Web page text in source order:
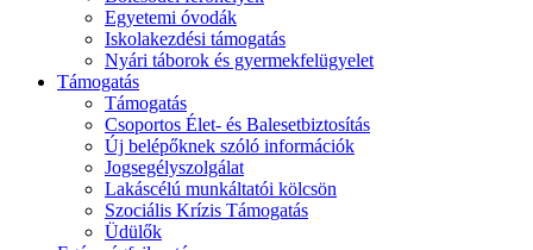
Egyetemi óvodák
Iskolakezdési támogatás
Nyári táborok és gyermekfelügyelet
Támogatás
Támogatás
Csoportos Élet- és Balesetbiztosítás
Új belépőknek szóló információk
Jogsegélyszolgálat
Lakáscélú munkáltatói kölcsön
Szociális Krízis Támogatás
Üdülők